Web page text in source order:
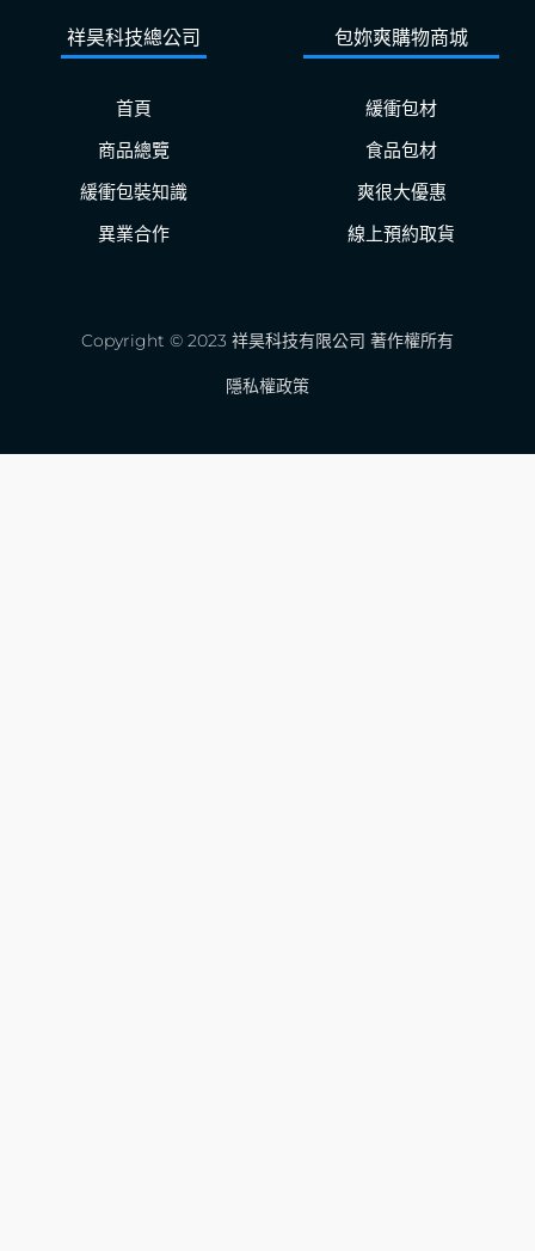
e
b
o
k
u
祥昊科技總公司
首頁
商品總覽
緩衝包裝知識
異業合作
包妳爽購物商城
緩衝包材
食品包材
爽很大優惠
線上預約取貨
Copyright © 2023 祥昊科技有限公司 著作權所有
隱私權政策